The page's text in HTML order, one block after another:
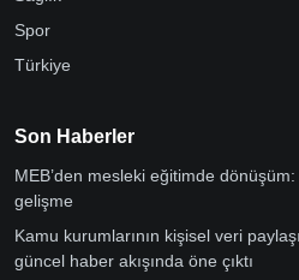
Spor
Türkiye
Son Haberler
MEB’den mesleki eğitimde
gelişme
Kamu kurumlarının kişisel veri
güncel haber akışında öne çıktı